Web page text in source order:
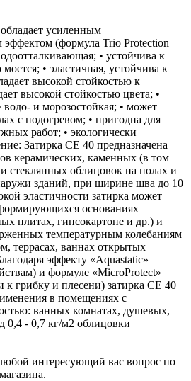
усиленным
(формула Trio Protection
• устойчива к
• эластичная, устойчива к
высокой стойкостью к
высокой стойкостью цвета; •
водо- и морозостойкая; • может
с подогревом; • пригодна для
работ; • экологически
Затирка CE 40 предназначена
керамических, каменных (в том
стеклянных облицовок на полах и
зданий, при ширине шва до 10
эластичности затирка может
основаниях
плитах, гипсокартоне и др.) и
температурным колебаниям
террасах, ваннах открытых
эффекту «Aquastatic»
и формуле «MicroProtect»
к грибку и плесени) затирка CE 40
в помещениях с
ванных комнатах, душевых,
0,4 - 0,7 кг/м2 облицовки
интересующий вас вопрос по